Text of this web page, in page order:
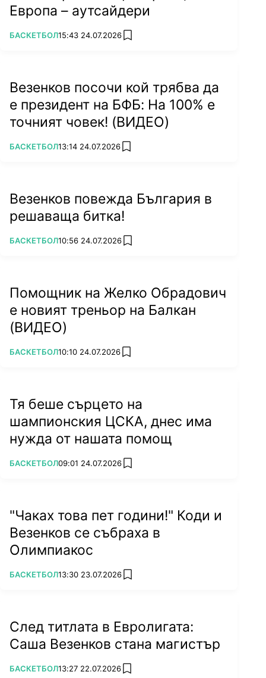
Европа – аутсайдери
ПОВЕЧЕ ОТ
БАСКЕТБОЛ15:43 24.07.2026 add favorites
Везенков посочи кой трябва да
е президент на БФБ: На 100% е
точният човек! (ВИДЕО)
ПОВЕЧЕ ОТ
БАСКЕТБОЛ13:14 24.07.2026 add favorites
Везенков повежда България в
решаваща битка!
ПОВЕЧЕ ОТ
БАСКЕТБОЛ10:56 24.07.2026 add favorites
Помощник на Желко Обрадович
е новият треньор на Балкан
(ВИДЕО)
ПОВЕЧЕ ОТ
БАСКЕТБОЛ10:10 24.07.2026 add favorites
Тя беше сърцето на
шампионския ЦСКА, днес има
нужда от нашата помощ
ПОВЕЧЕ ОТ
БАСКЕТБОЛ09:01 24.07.2026 add favorites
"Чаках това пет години!" Коди и
Везенков се събраха в
Олимпиакос
ПОВЕЧЕ ОТ
БАСКЕТБОЛ13:30 23.07.2026 add favorites
След титлата в Евролигата:
Саша Везенков стана магистър
ПОВЕЧЕ ОТ
БАСКЕТБОЛ13:27 22.07.2026 add favorites